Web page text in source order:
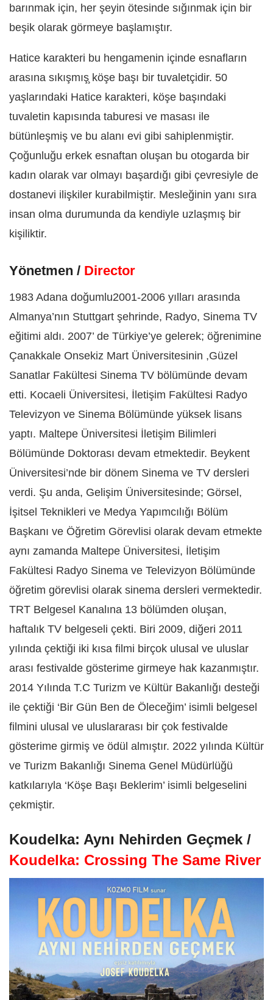
barınmak için, her şeyin ötesinde sığınmak için bir
beşik olarak görmeye başlamıştır.
Hatice karakteri bu hengamenin içinde esnafların
arasına sıkışmış̧ köşe başı bir tuvaletçidir. 50
yaşlarındaki Hatice karakteri, köşe başındaki
tuvaletin kapısında taburesi ve masası ile
bütünleşmiş ve bu alanı evi gibi sahiplenmiştir.
Çoğunluğu erkek esnaftan oluşan bu otogarda bir
kadın olarak var olmayı başardığı gibi çevresiyle de
dostanevi ilişkiler kurabilmiştir. Mesleğinin yanı sıra
insan olma durumunda da kendiyle uzlaşmış bir
kişiliktir.
Yönetmen / Director
1983 Adana doğumlu2001-2006 yılları arasında
Almanya’nın Stuttgart şehrinde, Radyo, Sinema TV
eğitimi aldı. 2007’ de Türkiye’ye gelerek; öğrenimine
Çanakkale Onsekiz Mart Üniversitesinin ,Güzel
Sanatlar Fakültesi Sinema TV bölümünde devam
etti. Kocaeli Üniversitesi, İletişim Fakültesi Radyo
Televizyon ve Sinema Bölümünde yüksek lisans
yaptı. Maltepe Üniversitesi İletişim Bilimleri
Bölümünde Doktorası devam etmektedir. Beykent
Üniversitesi’nde bir dönem Sinema ve TV dersleri
verdi. Şu anda, Gelişim Üniversitesinde; Görsel,
İşitsel Teknikleri ve Medya Yapımcılığı Bölüm
Başkanı ve Öğretim Görevlisi olarak devam etmekte
aynı zamanda Maltepe Üniversitesi, İletişim
Fakültesi Radyo Sinema ve Televizyon Bölümünde
öğretim görevlisi olarak sinema dersleri vermektedir.
TRT Belgesel Kanalına 13 bölümden oluşan,
haftalık TV belgeseli çekti. Biri 2009, diğeri 2011
yılında çektiği iki kısa filmi birçok ulusal ve uluslar
arası festivalde gösterime girmeye hak kazanmıştır.
2014 Yılında T.C Turizm ve Kültür Bakanlığı desteği
ile çektiği ‘Bir Gün Ben de Öleceğim’ isimli belgesel
filmini ulusal ve uluslararası bir çok festivalde
gösterime girmiş ve ödül almıştır. 2022 yılında Kültür
ve Turizm Bakanlığı Sinema Genel Müdürlüğü
katkılarıyla ‘Köşe Başı Beklerim’ isimli belgeselini
çekmiştir.
Koudelka: Aynı Nehirden Geçmek /
Koudelka: Crossing The Same River